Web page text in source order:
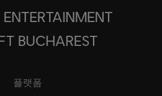
BUCHAREST
플랫폼